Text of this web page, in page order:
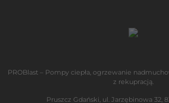
PROBlast – Pompy ciepła, ogrzewanie
z rekupracją.
Pruszcz Gdański, ul. Jarzębinowa 32,